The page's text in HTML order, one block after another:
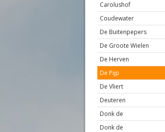
Carolushof
Coudewater
De Buitenpepers
De Groote Wielen
De Herven
De Pijp
De Vliert
Deuteren
Donk de
Donk de